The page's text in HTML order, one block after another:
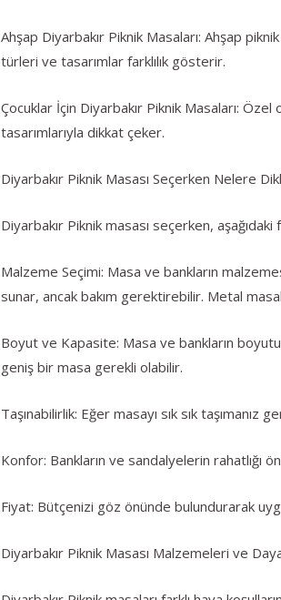
Ahşap Diyarbakır Piknik Masaları: Ahşap
türleri ve tasarımlar farklılık gösterir.
Çocuklar İçin Diyarbakır Piknik Masaları:
tasarımlarıyla dikkat çeker.
Diyarbakır Piknik Masası Seçerken Nelere
Diyarbakır Piknik masası seçerken,
Malzeme Seçimi: Masa ve bankların
sunar, ancak bakım gerektirebilir. Metal
Boyut ve Kapasite: Masa ve bankların boyutu,
geniş bir masa gerekli olabilir.
Taşınabilirlik: Eğer masayı sık sık
Konfor: Bankların ve sandalyelerin rahatlığı
Fiyat: Bütçenizi göz önünde bulundurarak
Diyarbakır Piknik Masası Malzemeleri ve